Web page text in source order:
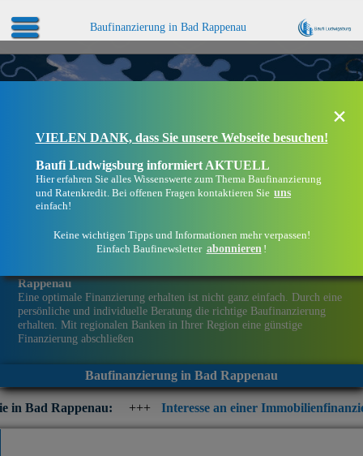
Baufinanzierung in Bad Rappenau
Rappenau
Eine optimale Finanzierung erhalten ist nicht ganz einfach. Durch eine
persönliche und individuelle Beratung die richtige Baufinanzierung
erhalten. Mit regionalen Banken in Ihrer Region eine günstige
Finanzierung abschließen
Baufinanzierung in Bad Rappenau
+++ Interesse an einer Immobilienfinanzierung?
×
VIELEN DANK, dass Sie unsere Webseite besuchen!
Baufi Ludwigsburg informiert AKTUELL
Hier erfahren Sie alles Wissenswerte zum Thema Baufinanzierung
und Ratenkredit. Bei offenen Fragen kontaktieren Sie uns
einfach!
Keine wichtigen Tipps und Informationen mehr verpassen!
Einfach Baufinewsletter abonnieren !